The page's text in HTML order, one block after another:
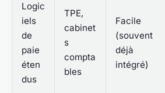
Logic
iels
de
paie
éten
dus
TPE,
cabinet
s
compta
bles
Facile
(souvent
déjà
intégré)